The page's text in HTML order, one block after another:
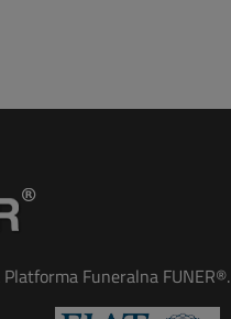
Funeralna FUNER®.